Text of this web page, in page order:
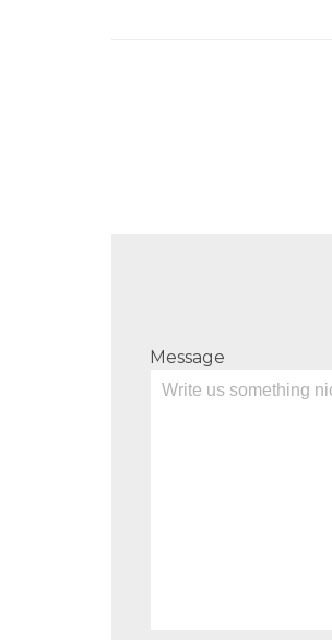
Message